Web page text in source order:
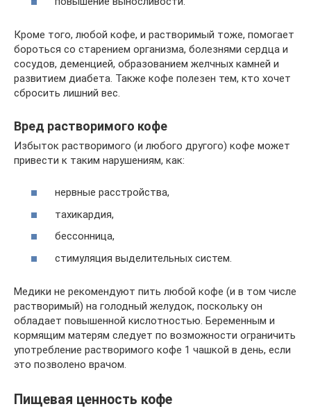
Кроме того, любой кофе, и растворимый тоже, помогает
бороться со старением организма, болезнями сердца и
сосудов, деменцией, образованием желчных камней и
развитием диабета. Также кофе полезен тем, кто хочет
сбросить лишний вес.
Вред растворимого кофе
Избыток растворимого (и любого другого) кофе может
привести к таким нарушениям, как:
нервные расстройства,
тахикардия,
бессонница,
стимуляция выделительных систем.
Медики не рекомендуют пить любой кофе (и в том числе
растворимый) на голодный желудок, поскольку он
обладает повышенной кислотностью. Беременным и
кормящим матерям следует по возможности ограничить
употребление растворимого кофе 1 чашкой в день, если
это позволено врачом.
Пищевая ценность кофе